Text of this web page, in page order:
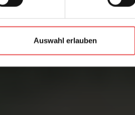
Auswahl erlauben